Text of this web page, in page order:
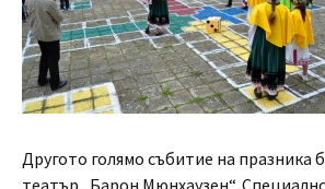
Другото голямо събитие на празника
театър „Барон Мюнхаузен“.